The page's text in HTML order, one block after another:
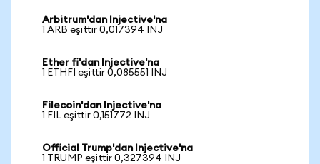
Arbitrum'dan Injective'na
1 ARB eşittir 0,017394 INJ
Ether fi'dan Injective'na
1 ETHFI eşittir 0,085551 INJ
Filecoin'dan Injective'na
1 FIL eşittir 0,151772 INJ
Official Trump'dan Injective'na
1 TRUMP eşittir 0,327394 INJ